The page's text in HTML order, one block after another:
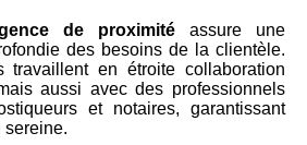
de proximité assure une
des besoins de la clientèle.
travaillent en étroite collaboration
aussi avec des professionnels
et notaires, garantissant
sereine.